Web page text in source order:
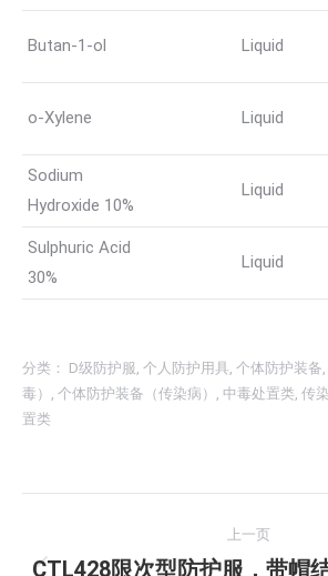
Butan-1-ol Liquid
o-Xylene Liquid
Sodium
Hydroxide 10%
Liquid
Sulphuric Acid
30%
Liquid
分类： D级防护服, 个人防护用具, 个体防护装备,
毒） , 个体防护装备（传染病） , 中毒处置类, 传
置类
章
上一页
CTL428限次型防护服，带帽